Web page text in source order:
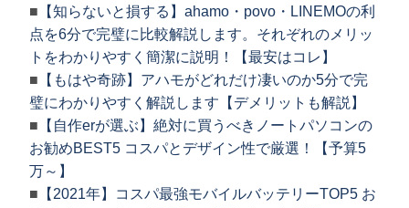
■ 【知らないと損する】ahamo・povo・LINEMOの利
点を6分で完璧に比較解説します。それぞれのメリッ
トをわかりやすく簡潔に説明！【最安はコレ】
■ 【もはや奇跡】アハモがどれだけ凄いのか5分で完
璧にわかりやすく解説します【デメリットも解説】
■ 【自作erが選ぶ】絶対に買うべきノートパソコンの
お勧めBEST5 コスパとデザイン性で厳選！【予算5
万～】
■ 【2021年】コスパ最強モバイルバッテリーTOP5 お